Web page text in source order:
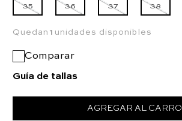
35 36 37 38
Quedan 1 unidades disponibles
Comparar
Guía de tallas
AGREGAR AL CARRO